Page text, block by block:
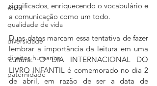
ética
qualidade de vida
diversidade
direitos humanos
paternidade
significados, enriquecendo o vocabulário e
a comunicação como um todo.
Duas datas marcam essa tentativa de fazer
lembrar a importância da leitura em uma
cultura: O DIA INTERNACIONAL DO
LIVRO INFANTIL é comemorado no dia 2
de abril, em razão de ser a data de